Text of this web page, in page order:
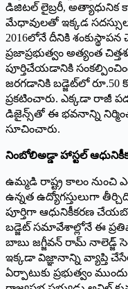
డిజిటల్ లైబ్రరీ,
మేధావులతో ఇక్కడ
2016లోనే దీనికి
ప్రజాప్రభుత్వం అత్యంత
పూర్తిచేయడానికి
జరగడానికి బడ్జెట్‌లో రూ.50
ప్రకటించారు. ఎక్కడా రాజీ
డిజైన్స్‌తో ఈ భవనాన్ని
సూచించారు.
నింబోలిఅడ్డా హాస్టల్
ఉమ్మడి రాష్ట్ర కాలం నుంచి
ఉన్నత ఉద్యోగస్తులుగా
పూర్తిగా ఆధునికీకరణ
బడ్జెట్ సమావేశాల్లోనే ఈ
బాబు జగ్జీవన్ రామ్ నాలెడ్జ్
ఇక్కడా విజ్ఞానాన్ని వ్యాప్తి
ఏర్పాటుకు ప్రభుత్వం